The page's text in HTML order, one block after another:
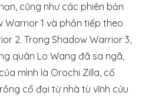
cũng như các phiên bản
1 và phần tiếp theo
2. Trong Shadow Warrior 3,
quân Lo Wang đã sa ngã,
mình là Orochi Zilla, cố
cổ đại từ nhà tù vĩnh cửu